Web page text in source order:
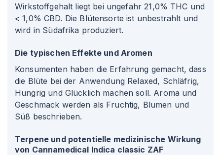
Wirkstoffgehalt liegt bei ungefähr 21,0% THC und
< 1,0% CBD. Die Blütensorte ist unbestrahlt und
wird in Südafrika produziert.
Die typischen Effekte und Aromen
Konsumenten haben die Erfahrung gemacht, dass
die Blüte bei der Anwendung Relaxed, Schläfrig,
Hungrig und Glücklich machen soll. Aroma und
Geschmack werden als Fruchtig, Blumen und
Süß beschrieben.
Terpene und potentielle medizinische Wirkung
von Cannamedical Indica classic ZAF